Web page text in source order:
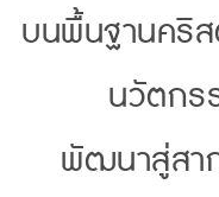
บนพื้นฐานคริ
นวัตกร
พัฒนาสู่สา